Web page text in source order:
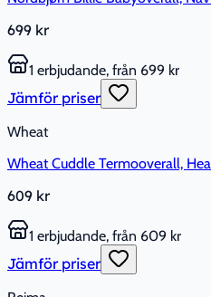
699 kr
1 erbjudande, från 699 kr
Jämför priser
Wheat
Wheat Cuddle Termooverall,
609 kr
1 erbjudande, från 609 kr
Jämför priser